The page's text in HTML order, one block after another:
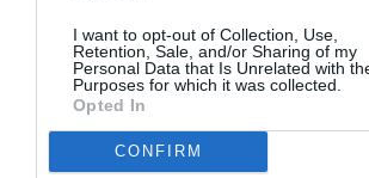
I want to opt-out of Collection, Use,
Retention, Sale, and/or Sharing of my
Personal Data that Is Unrelated with
Purposes for which it was collected.
Opted In
CONFIRM
Soutenez Air Journal
développement !